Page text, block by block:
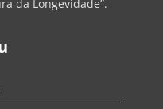
da Longevidade”.